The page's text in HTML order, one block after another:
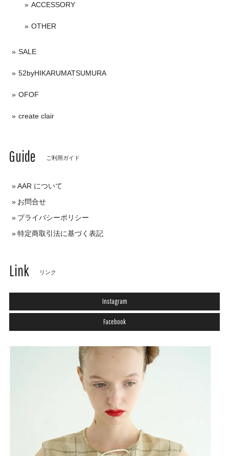
ACCESSORY
OTHER
SALE
52byHIKARUMATSUMURA
OFOF
create clair
Guide ご利用ガイド
AAR について
お問合せ
プライバシーポリシー
特定商取引法に基づく表記
Link リンク
Instagram
Facebook